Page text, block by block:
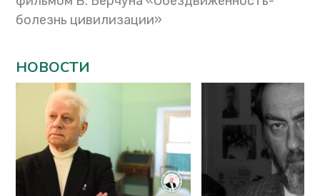
болезнь цивилизации»
НОВОСТИ